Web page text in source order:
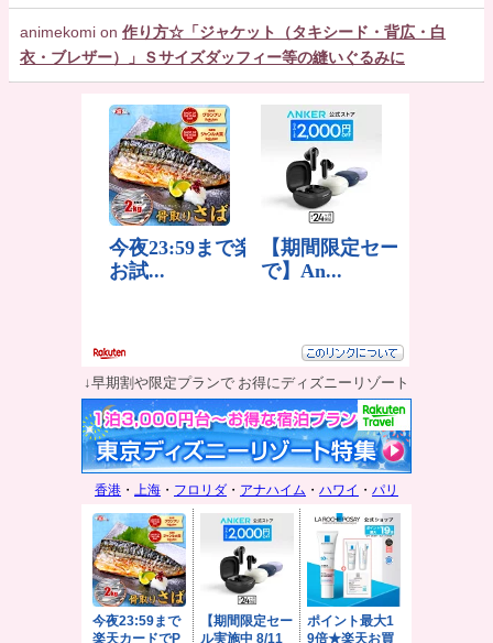
animekomi on 作り方☆「ジャケット（タキシード・背広・白
衣・ブレザー）」Ｓサイズダッフィー等の縫いぐるみに
↓早期割や限定プランで お得にディズニーリゾート
香港 ・ 上海 ・ フロリダ ・ アナハイム ・ ハワイ ・ パリ